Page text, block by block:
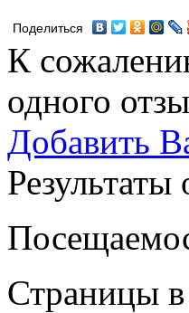
Поделиться
К
одного
Добавить
Результаты
Страницы